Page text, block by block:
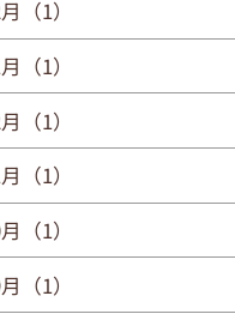
（1）
（1）
（1）
（1）
（1）
（1）